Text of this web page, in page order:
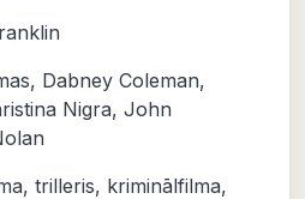
, Dabney Coleman,
Nigra, John
, trilleris, kriminālfilma,